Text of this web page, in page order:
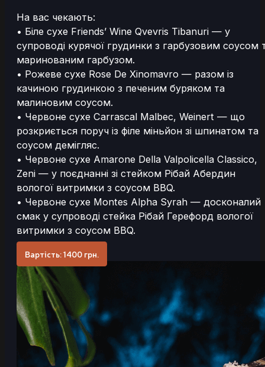
На вас чекають:
• Біле сухе Friends’ Wine Qvevris Tibanuri — у
супроводі курячої грудинки з гарбузовим соусом
маринованим гарбузом.
• Рожеве сухе Rose De Xinomavro — разом із
качиною грудинкою з печеним буряком та
малиновим соусом.
• Червоне сухе Carrascal Malbec, Weinert — що
розкриється поруч із філе міньйон зі шпинатом та
соусом демігляс.
• Червоне сухе Amarone Della Valpolicella Classico,
Zeni — у поєднанні зі стейком Рібай Абердин
вологої витримки з соусом BBQ.
• Червоне сухе Montes Alpha Syrah — досконалий
смак у супроводі стейка Рібай Герефорд вологої
витримки з соусом BBQ.
Вартість: 1400 грн.